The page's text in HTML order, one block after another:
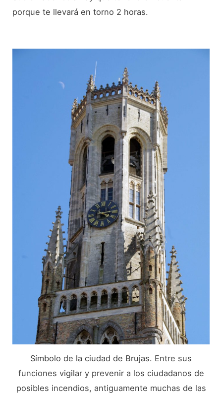
porque te llevará en torno 2 horas.
Símbolo de la ciudad de Brujas. Entre sus
funciones vigilar y prevenir a los ciudadanos de
posibles incendios, antiguamente muchas de las